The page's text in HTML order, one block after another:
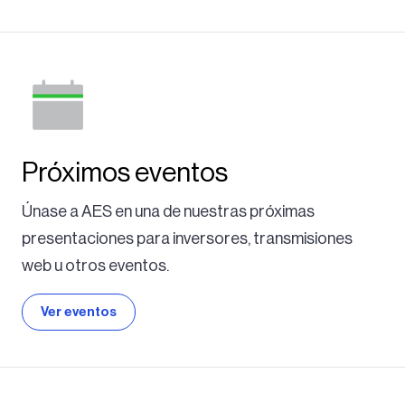
Próximos eventos
Únase a AES en una de nuestras próximas
presentaciones para inversores, transmisiones
web u otros eventos.
Ver eventos